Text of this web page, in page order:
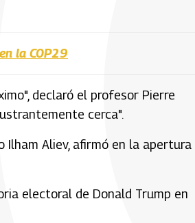
la COP29
declaró el profesor Pierre
cerca".
Aliev, afirmó en la apertura
electoral de Donald Trump en